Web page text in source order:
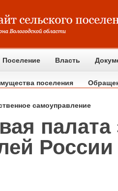
Поселение Власть
поселения
самоуправление
России